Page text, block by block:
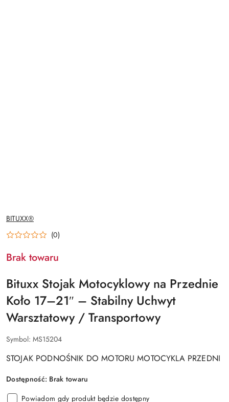
NAZWA
PRODUCENTA:
BITUXX®
(0)
Brak towaru
Bituxx Stojak Motocyklowy na Przednie
Koło 17–21″ – Stabilny Uchwyt
Warsztatowy / Transportowy
Symbol: MS15204
STOJAK PODNOŚNIK DO MOTORU MOTOCYKLA PRZEDNI
Dostępność: Brak towaru
Powiadom gdy produkt będzie dostępny